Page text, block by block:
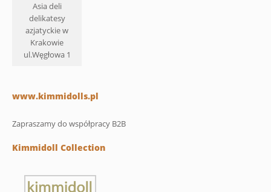
Asia deli
delikatesy
azjatyckie w
Krakowie
ul.Węgłowa 1
www.kimmidolls.pl
Zapraszamy do współpracy B2B
Kimmidoll Collection